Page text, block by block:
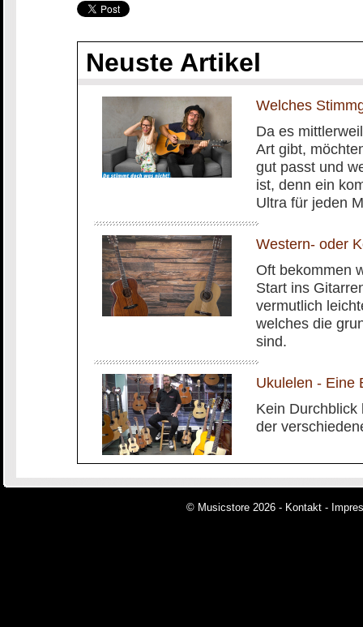
Neuste Artikel
Welches
Da es
Art gibt,
gut passt und
ist, denn ein
Ultra für jeden
Western- oder
Oft bekommen
Start ins
vermutlich
welches die
sind.
Ukulelen - Eine
Kein Durchblick
der
© Musicstore 2026 - Kontakt -